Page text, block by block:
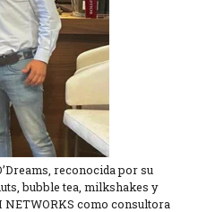
reconocida por su
bubble tea, milkshakes y
NETWORKS como consultora